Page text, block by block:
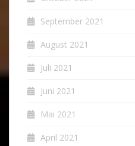
September 2021
August 2021
Juli 2021
Juni 2021
Mai 2021
April 2021